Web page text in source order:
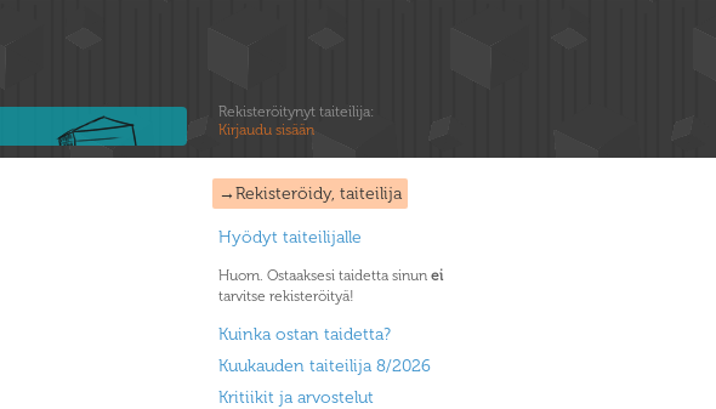
Rekisteröitynyt taiteilija:
Kirjaudu sisään
→Rekisteröidy, taiteilija
Hyödyt taiteilijalle
Huom. Ostaaksesi taidetta sinun ei
tarvitse rekisteröityä!
Kuinka ostan taidetta?
Kuukauden taiteilija 8/2026
Kritiikit ja arvostelut